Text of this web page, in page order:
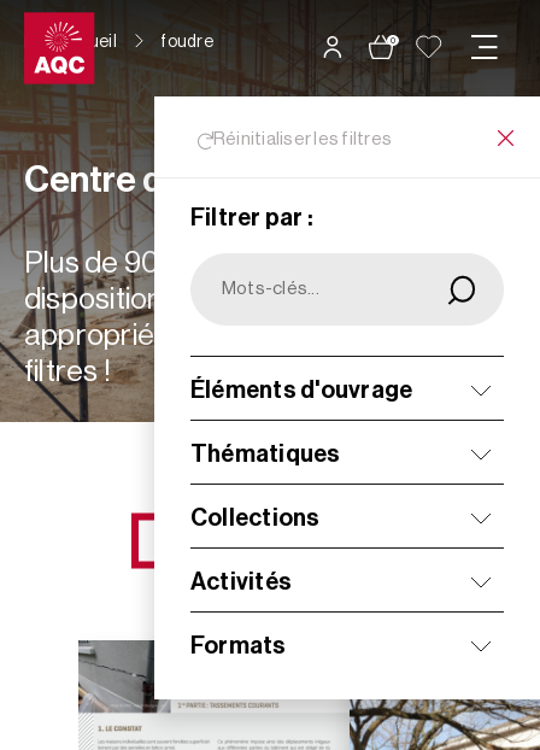
Panneau de gestion des cookies
0
Accueil foudre
Réinitialiser les filtres
Filtrer par :
Éléments d'ouvrage
Thématiques
Collections
Activités
Formats
Centre de ressources
Plus de 900 ressources à votre
disposition : choisissez les plus
appropriées à vos besoins grâce aux
filtres !
NOS NOUVEAUTÉS